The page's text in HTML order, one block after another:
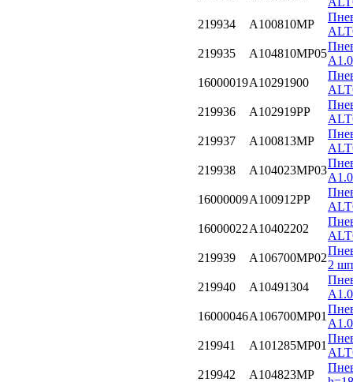
219934
A100810MP
219935
A104810MP05
16000019A10291900
219936
A102919PP
219937
A100813MP
219938
A104023MP03
16000009A100912PP
16000022A10402202
219939
A106700MP02
2
219940
A10491304
16000046A106700MP01
219941
A101285MP01
219942
A104823MP